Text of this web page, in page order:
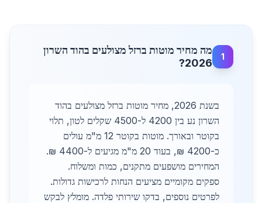
1
מה מחיר מוטות ברזל מצולעים בהוד השרון
2026?
בשנת 2026, מחיר מוטות ברזל מצולעים בהוד
השרון נע בין 4200 ל-4500 שקלים לטון, תלוי
בקוטר ובאורך. מוטות בקוטר 12 מ"מ עולים
כ-4200 ₪, בעוד 20 מ"מ מגיעים ל-4400 ₪.
המחירים מושפעים מתקנים, כמות ומשלוח.
ספקים מקומיים מציעים הנחות לרכישות גדולות.
לפרטים נוספים, בדקו שירותי פלדה. מומלץ לבקש